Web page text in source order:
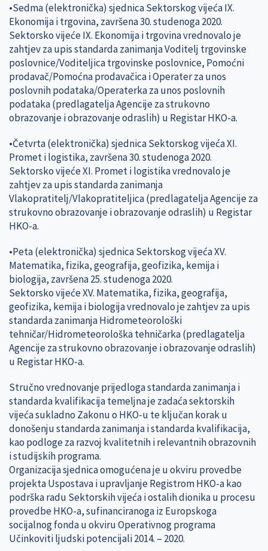
•Sedma (elektronička) sjednica Sektorskog vijeća IX.
Ekonomija i trgovina, završena 30. studenoga 2020.
Sektorsko vijeće IX. Ekonomija i trgovina vrednovalo je
zahtjev za upis standarda zanimanja Voditelj trgovinske
poslovnice/Voditeljica trgovinske poslovnice, Pomoćni
prodavač/Pomoćna prodavačica i Operater za unos
poslovnih podataka/Operaterka za unos poslovnih
podataka (predlagatelja Agencije za strukovno
obrazovanje i obrazovanje odraslih) u Registar HKO-a.
•Četvrta (elektronička) sjednica Sektorskog vijeća XI.
Promet i logistika, završena 30. studenoga 2020.
Sektorsko vijeće XI. Promet i logistika vrednovalo je
zahtjev za upis standarda zanimanja
Vlakopratitelj/Vlakopratiteljica (predlagatelja Agencije za
strukovno obrazovanje i obrazovanje odraslih) u Registar
HKO-a.
•Peta (elektronička) sjednica Sektorskog vijeća XV.
Matematika, fizika, geografija, geofizika, kemija i
biologija, završena 25. studenoga 2020.
Sektorsko vijeće XV. Matematika, fizika, geografija,
geofizika, kemija i biologija vrednovalo je zahtjev za upis
standarda zanimanja Hidrometeorološki
tehničar/Hidrometeorološka tehničarka (predlagatelja
Agencije za strukovno obrazovanje i obrazovanje odraslih)
u Registar HKO-a.
Stručno vrednovanje prijedloga standarda zanimanja i
standarda kvalifikacija temeljna je zadaća sektorskih
vijeća sukladno Zakonu o HKO-u te ključan korak u
donošenju standarda zanimanja i standarda kvalifikacija,
kao podloge za razvoj kvalitetnih i relevantnih obrazovnih
i studijskih programa.
Organizacija sjednica omogućena je u okviru provedbe
projekta Uspostava i upravljanje Registrom HKO-a kao
podrška radu Sektorskih vijeća i ostalih dionika u procesu
provedbe HKO-a, sufinanciranoga iz Europskoga
socijalnog fonda u okviru Operativnog programa
Učinkoviti ljudski potencijali 2014. – 2020.